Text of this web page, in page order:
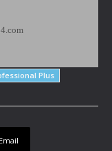
Plus
Email